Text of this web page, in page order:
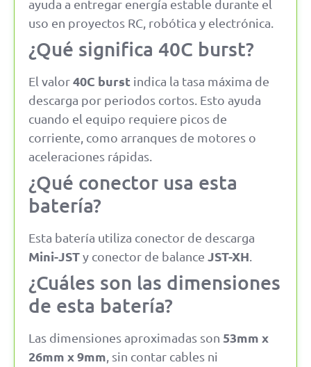
ayuda a entregar energía estable durante el
uso en proyectos RC, robótica y electrónica.
¿Qué significa 40C burst?
El valor40C burst indica la tasa máxima de
descarga por periodos cortos. Esto ayuda
cuando el equipo requiere picos de
corriente, como arranques de motores o
aceleraciones rápidas.
¿Qué conector usa esta
batería?
Esta batería utiliza conector de descarga
Mini-JSTy conector de balance JST-XH.
¿Cuáles son las dimensiones
de esta batería?
Las dimensiones aproximadas son 53mm x
26mm x 9mm, sin contar cables ni